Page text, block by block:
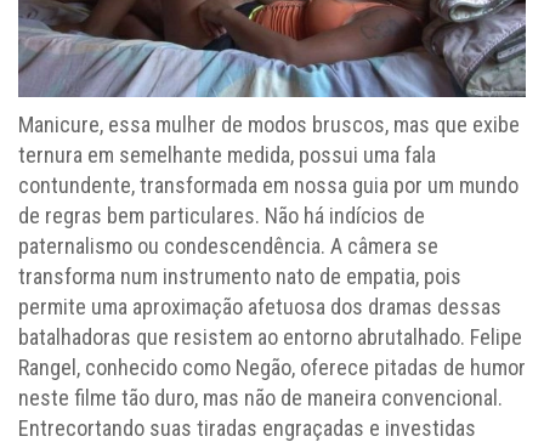
Manicure, essa mulher de modos bruscos, mas que exibe
ternura em semelhante medida, possui uma fala
contundente, transformada em nossa guia por um mundo
de regras bem particulares. Não há indícios de
paternalismo ou condescendência. A câmera se
transforma num instrumento nato de empatia, pois
permite uma aproximação afetuosa dos dramas dessas
batalhadoras que resistem ao entorno abrutalhado. Felipe
Rangel, conhecido como Negão, oferece pitadas de humor
neste filme tão duro, mas não de maneira convencional.
Entrecortando suas tiradas engraçadas e investidas